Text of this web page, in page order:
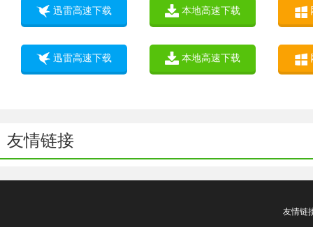
迅雷高速下载 本地高速下载
迅雷高速下载 本地高速下载
友情链接
友情链